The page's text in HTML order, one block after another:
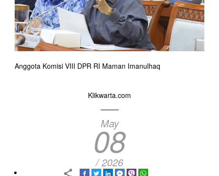
Anggota Komisi VIII DPR RI Maman Imanulhaq
Klikwarta.com
May
08
/ 2026